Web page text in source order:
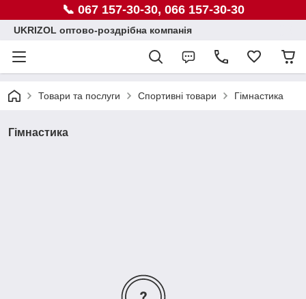
📞 067 157-30-30, 066 157-30-30
UKRIZOL оптово-роздрібна компанія
Товари та послуги Спортивні товари Гімнастика
Гімнастика